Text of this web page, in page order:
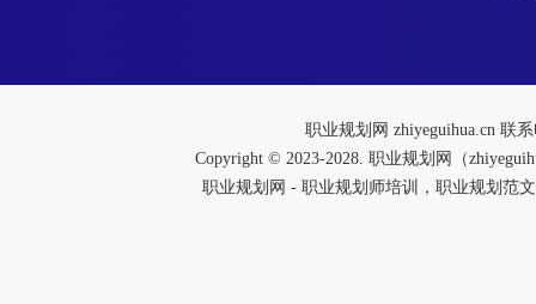
职业规划网 zhiyeguihua.cn 联
Copyright © 2023-2028. 职业规划网（
职业规划网 - 职业规划师培训，职业规划范